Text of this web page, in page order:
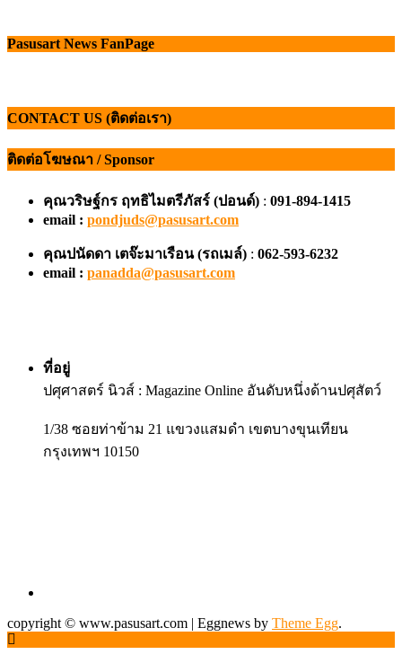
Pasusart News FanPage
CONTACT US (ติดต่อเรา)
ติดต่อโฆษณา / Sponsor
คุณวริษฐ์กร ฤทธิไมตรีภัสร์ (ปอนด์) : 091-894-1415
email : pondjuds@pasusart.com
คุณปนัดดา เตจ๊ะมาเรือน (รถเมล์) : 062-593-6232
email : panadda@pasusart.com
ที่อยู่
ปศุศาสตร์ นิวส์ : Magazine Online อันดับหนึ่งด้านปศุสัตว์
1/38 ซอยท่าข้าม 21 แขวงแสมดำ เขตบางขุนเทียน
กรุงเทพฯ 10150
copyright © www.pasusart.com | Eggnews by Theme Egg.